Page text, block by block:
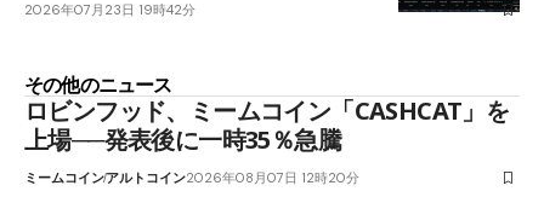
2026年07月23日 19時42分
その他のニュース
ロビンフッド、ミームコイン「CASHCAT」を
上場──発表後に一時35％急騰
ミームコインアルトコイン2026年08月07日 12時20分